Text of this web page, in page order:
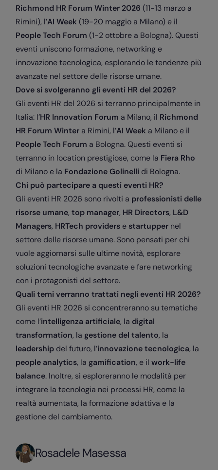
Richmond HR Forum Winter 2026 (11-13 marzo a
Rimini), l’AI Week (19-20 maggio a Milano) e il
People Tech Forum (1-2 ottobre a Bologna). Questi
eventi uniscono formazione, networking e
innovazione tecnologica, esplorando le tendenze più
avanzate nel settore delle risorse umane.
Dove si svolgeranno gli eventi HR del 2026?
Gli eventi HR del 2026 si terranno principalmente in
Italia: l’HR Innovation Forum a Milano, il Richmond
HR Forum Winter a Rimini, l’AI Week a Milano e il
People Tech Forum a Bologna. Questi eventi si
terranno in location prestigiose, come la Fiera Rho
di Milano e la Fondazione Golinelli di Bologna.
Chi può partecipare a questi eventi HR?
Gli eventi HR 2026 sono rivolti a professionisti delle
risorse umane, top manager, HR Directors, L&D
Managers, HRTech providers e startupper nel
settore delle risorse umane. Sono pensati per chi
vuole aggiornarsi sulle ultime novità, esplorare
soluzioni tecnologiche avanzate e fare networking
con i protagonisti del settore.
Quali temi verranno trattati negli eventi HR 2026?
Gli eventi HR 2026 si concentreranno su tematiche
come l’intelligenza artificiale, la digital
transformation, la gestione del talento, la
leadership del futuro, l’innovazione tecnologica, la
people analytics, la gamification, e il work-life
balance. Inoltre, si esploreranno le modalità per
integrare la tecnologia nei processi HR, come la
realtà aumentata, la formazione adattiva e la
gestione del cambiamento.
Rosadele Masessa